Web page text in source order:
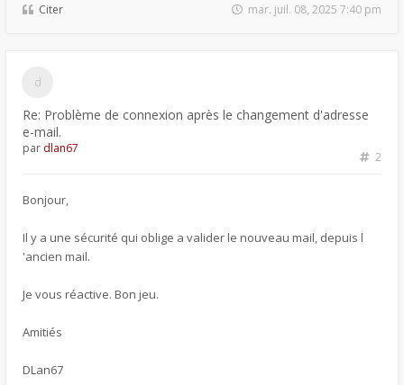
Citer mar. juil. 08, 2025 7:40 pm
Re: Problème de connexion après le changement d'adresse
e-mail.
2
par dlan67
Bonjour,
Il y a une sécurité qui oblige a valider le nouveau mail, depuis l
'ancien mail.
Je vous réactive. Bon jeu.
Amitiés
DLan67